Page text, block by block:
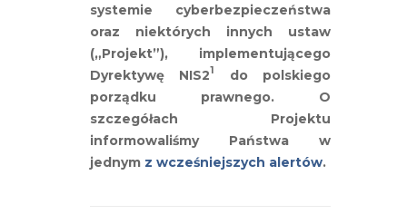
systemie cyberbezpieczeństwa
oraz niektórych innych ustaw
(„Projekt”), implementującego
Dyrektywę NIS21
do polskiego
porządku prawnego. O
szczegółach Projektu
informowaliśmy Państwa w
jednym z wcześniejszych alertów.